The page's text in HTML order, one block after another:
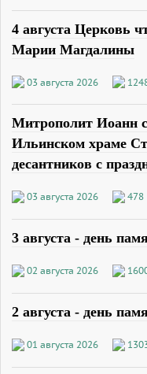
4 августа Церковь
Марии Магдалины
03 августа 2026
Митрополит Иоанн
Ильинском храме
десантников с
03 августа 2026 478
3 августа - день
02 августа 2026
2 августа - день
01 августа 2026